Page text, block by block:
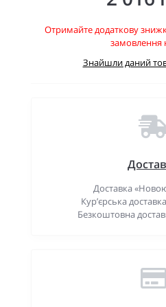
Отримайте додаткову
замовлення
Знайшли даний
Доставка
Кур’єрська
Безкоштовна